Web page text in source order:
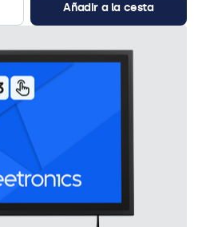
Añadir a la cesta